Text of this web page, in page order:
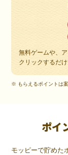
無料ゲームや、
クリックするだ
※ もらえるポイントは案
ポイ
モッピーで貯めた